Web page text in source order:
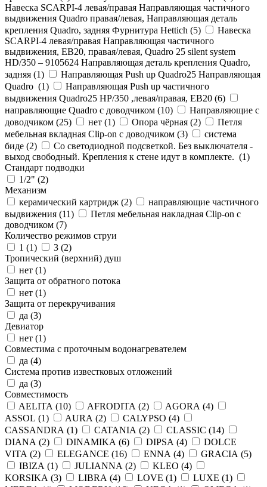
Навеска SCARPI-4 левая/правая Направляющая частичного
выдвижения Quadro правая/левая, Направляющая деталь
крепления Quadro, задняя Фурнитура Hettich (5)
Навеска
SCARPI-4 левая/правая Направляющая частичного
выдвижения, ЕВ20, правая/левая, Quadro 25 silent system
HD/350 – 9105624 Направляющая деталь крепления Quadro,
задняя (1)
Направляющая Push up Quadro25 Направляющая
Quadro (1)
Направляющая Push up частичного
выдвижения Quadro25 НР/350 ,левая/правая, ЕВ20 (6)
направляющие Quadro с доводчиком (10)
Направляющие с
доводчиком (25) нет (1) Опора чёрная (2)
Петля
мебельная вкладная Clip-on с доводчиком (3)
система
биде (2)
Со светодиодной подсветкой. Без выключателя -
выход свободный. Крепления к стене идут в комплекте. (1)
Стандарт подводки
1/2" (2)
Механизм
керамический картридж (2)
направляющие частичного
выдвижения (11)
Петля мебельная накладная Clip-on с
доводчиком (7)
Количество режимов струи
1 (1) 3 (2)
Тропический (верхний) душ
нет (1)
Защита от обратного потока
нет (1)
Защита от перекручивания
да (3)
Девиатор
нет (1)
Совместима с проточным водонагревателем
да (4)
Система против известковых отложений
да (3)
Совместимость
AELITA (10) AFRODITA (2) AGORA (4)
ASSOL (1) AURA (2) CALYPSO (4)
CASSANDRA (1) CATANIA (2) CLASSIC (14)
DIANA (2) DINAMIKA (6) DIPSA (4)
DOLCE
VITA (2) ELEGANCE (16) ENNA (4) GRACIA (5)
IBIZA (1) JULIANNA (2) KLEO (4)
KORSIKA (3) LIBRA (4) LOVE (1) LUXE (1)